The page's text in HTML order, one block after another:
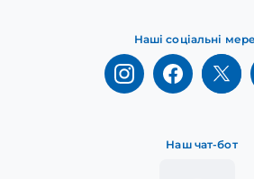
Наш чат-бот
Наші соціальні